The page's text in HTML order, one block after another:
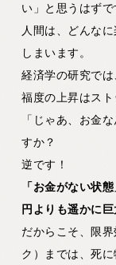
い」と思うはずで
人間は、どんな
しまいます。
経済学の研究で
福度の上昇はスト
「じゃあ、お金
すか？
逆です！
「お金がない状
円よりも遥かに
だからこそ、限
ク）までは、死